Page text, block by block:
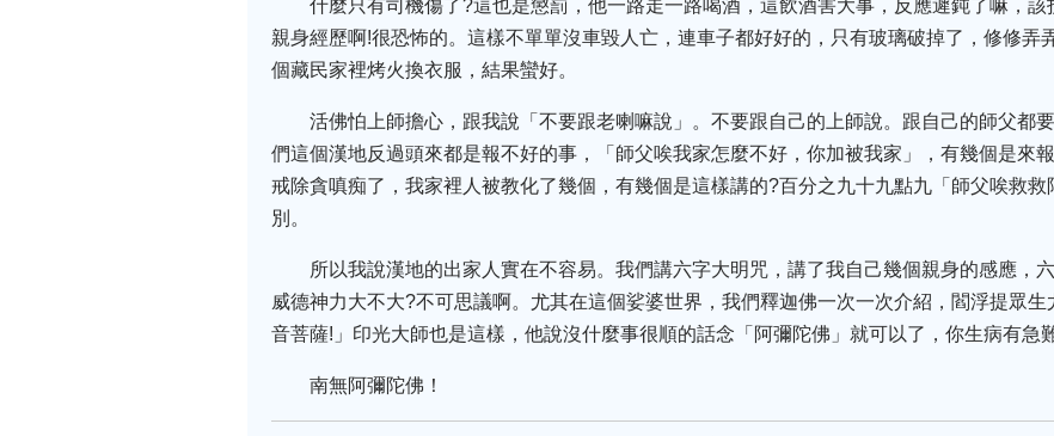
什麼只有司機傷了?這也是懲罰，他一路走一路喝酒，這飲酒害大事，反應遲鈍了嘛，
親身經歷啊!很恐怖的。這樣不單單沒車毀人亡，連車子都好好的，只有玻璃破掉了，修修弄
個藏民家裡烤火換衣服，結果蠻好。
活佛怕上師擔心，跟我說「不要跟老喇嘛說」。不要跟自己的上師說。跟自己的師父都
們這個漢地反過頭來都是報不好的事，「師父唉我家怎麼不好，你加被我家」，有幾個是來
戒除貪嗔痴了，我家裡人被教化了幾個，有幾個是這樣講的?百分之九十九點九「師父唉救
別。
所以我說漢地的出家人實在不容易。我們講六字大明咒，講了我自己幾個親身的感應，
威德神力大不大?不可思議啊。尤其在這個娑婆世界，我們釋迦佛一次一次介紹，閻浮提眾
音菩薩!」印光大師也是這樣，他說沒什麼事很順的話念「阿彌陀佛」就可以了，你生病有急
南無阿彌陀佛！